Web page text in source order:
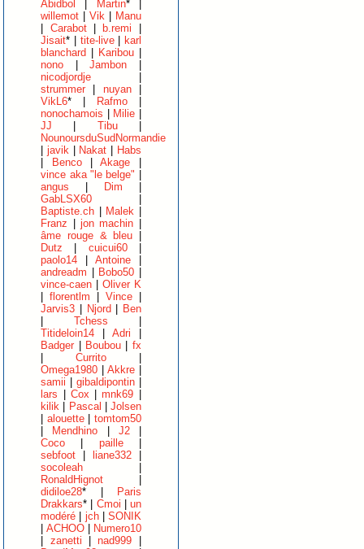
Abidbol
Martin* |
willemot
Vik
Manu
Carabot| b.remi
Jisait* | tite-live|
karl
blanchard
Karibou|
nono |Jambon
nicodjordje
strummer
nuyan|
VikL6* | Rafmo|
nonochamois
Milie
JJ
Tibu|
NounoursduSudNormandie
|javik Nakat
Habs
Benco|Akage
vince aka "le belge"
angus
Dim
GabLSX60
Baptiste.ch
Malek
Franz
jon machin
âme rouge & bleu
Dutz
cuicui60|
paolo14
Antoine|
andreadm
Bobo50
vince-caen
Oliver K
|florentlm Vince|
Jarvis3
Njord
Ben
Tchess
Titideloin14
Adri
Badger
Boubou
fx
Currito
Omega1980
Akkre|
samii
gibaldipontin|
lars
Cox |mnk69
kilik
Pascal
Jolsen
alouette| tomtom50
Mendhino J2|
Coco
paille|
sebfoot
liane332|
socoleah
RonaldHignot
didiloe28* |
Paris
Drakkars* | Cmoi
un
modéré
jch| SONIK
ACHOO|
Numero10
zanetti |nad999